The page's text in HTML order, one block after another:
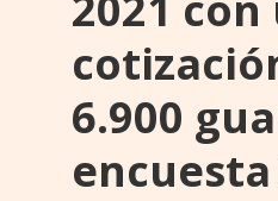
6.900
encuesta